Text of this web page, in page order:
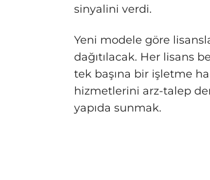
sinyalini verdi.
Yeni modele göre
dağıtılacak. Her lisans
tek başına bir işletme
hizmetlerini arz-talep
yapıda sunmak.